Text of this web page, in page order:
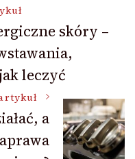
skóry –
leczyć
a